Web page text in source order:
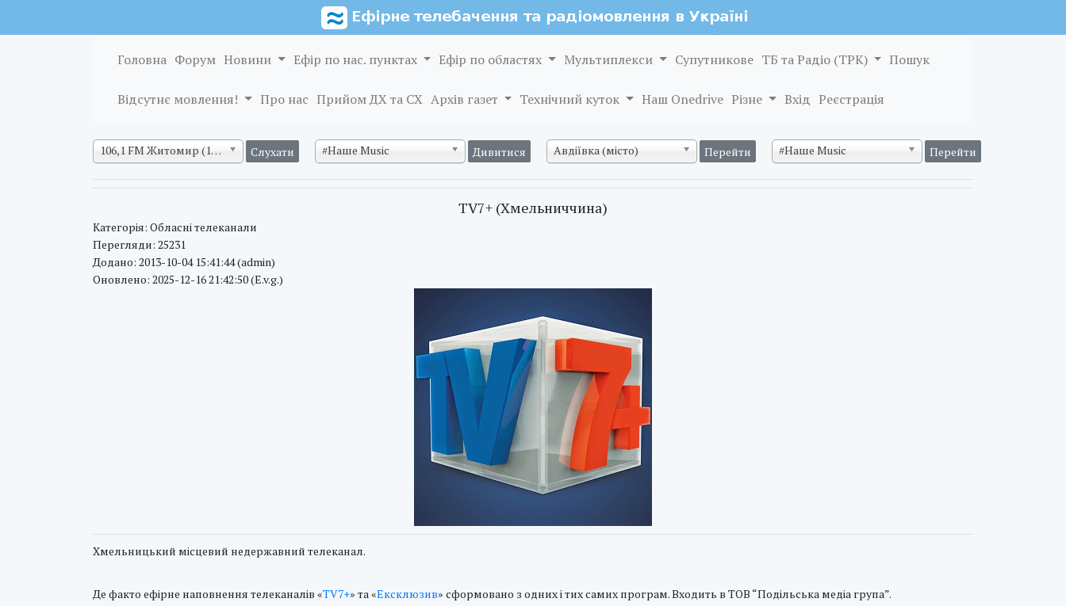
Головна Форум Новини Ефір по нас. пунктах Ефір по областях Мультиплекси Супутникове ТБ та Радіо (ТРК) Пошук
Відсутнє мовлення! Про нас Прийом ДХ та СХ Архів газет Технічний куток Наш Onedrive Різне Вхід Реєстрація
106,1 FM Житомир (128 кб/с) #Наше Music Авдіївка (місто) #Наше Music
TV7+ (Хмельниччина)
Категорія: Обласні телеканали
Перегляди: 25231
Додано: 2013-10-04 15:41:44 (admin)
Оновлено: 2025-12-16 21:42:50 (E.v.g.)
Хмельницький місцевий недержавний телеканал.
Де факто ефірне наповнення телеканалів «TV7+» та «Ексклюзив» сформовано з одних і тих самих програм. Входить в ТОВ “Подільська медіа група”.